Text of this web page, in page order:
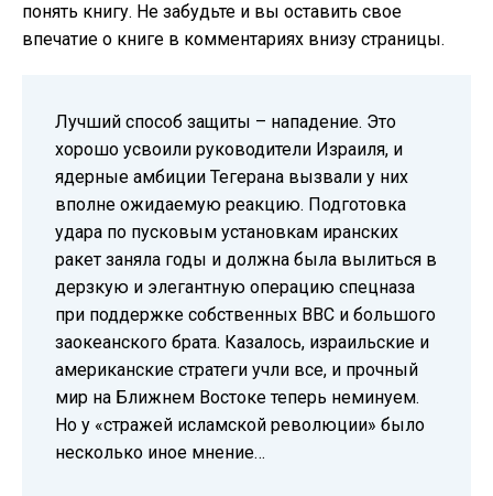
понять книгу. Не забудьте и вы оставить свое
впечатие о книге в комментариях внизу страницы.
Лучший способ защиты – нападение. Это
хорошо усвоили руководители Израиля, и
ядерные амбиции Тегерана вызвали у них
вполне ожидаемую реакцию. Подготовка
удара по пусковым установкам иранских
ракет заняла годы и должна была вылиться в
дерзкую и элегантную операцию спецназа
при поддержке собственных ВВС и большого
заокеанского брата. Казалось, израильские и
американские стратеги учли все, и прочный
мир на Ближнем Востоке теперь неминуем.
Но у «стражей исламской революции» было
несколько иное мнение…